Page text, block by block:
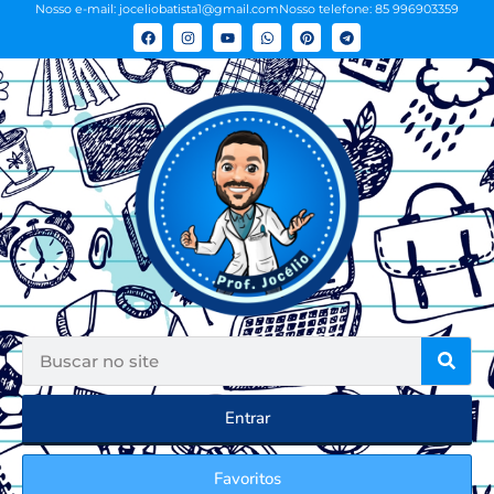
Nosso e-mail: joceliobatista1@gmail.comNosso telefone: 85 996903359
Entrar
Favoritos